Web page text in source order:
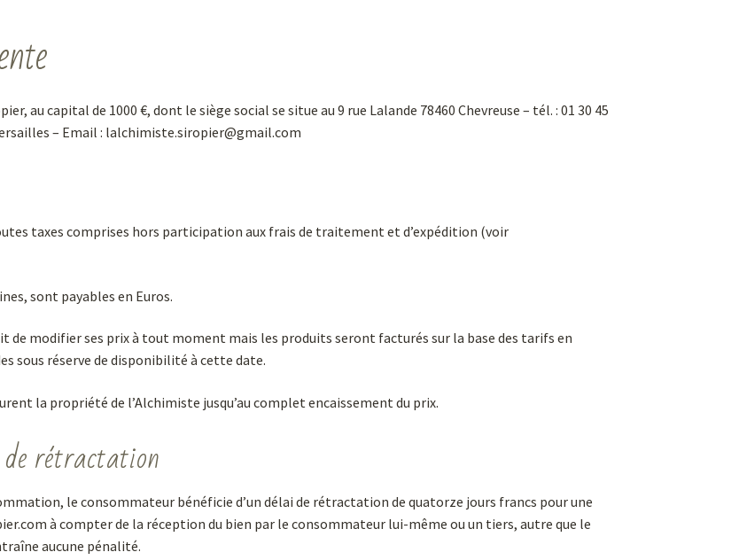
au capital de 1000 €, dont le siège social se situe au 9 rue Lalande 78460 Chevreuse – tél. : 01 30 45
Versailles – Email : lalchimiste.siropier@gmail.com
taxes comprises hors participation aux frais de traitement et d’expédition (voir
sont payables en Euros.
de modifier ses prix à tout moment mais les produits seront facturés sur la base des tarifs en
sous réserve de disponibilité à cette date.
la propriété de l’Alchimiste jusqu’au complet encaissement du prix.
rétractation
le consommateur bénéficie d’un délai de rétractation de quatorze jours francs pour une
à compter de la réception du bien par le consommateur lui-même ou un tiers, autre que le
aucune pénalité.